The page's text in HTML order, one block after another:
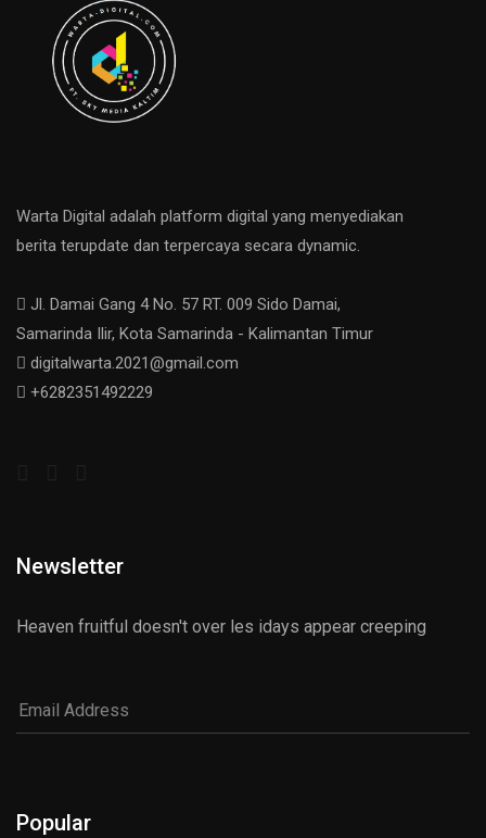
Warta Digital adalah platform digital yang menyediakan
berita terupdate dan terpercaya secara dynamic.
Jl. Damai Gang 4 No. 57 RT. 009 Sido Damai,
Samarinda Ilir, Kota Samarinda - Kalimantan Timur
digitalwarta.2021@gmail.com
+6282351492229
Newsletter
Heaven fruitful doesn't over les idays appear creeping
Popular